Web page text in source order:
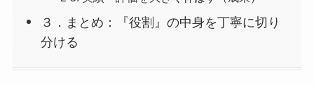
３．まとめ：『役割』の中身を丁寧に切り
分ける